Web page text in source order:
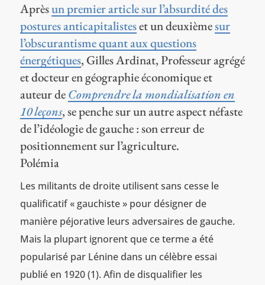
Aprèsun premier article sur l’absurdité des
postures anticapitalisteset un deuxièmesur
l’obscurantisme quant aux questions
énergétiques, Gilles Ardinat, Professeur agrégé
et docteur en géographie économique et
auteur deComprendre la mondialisation en
10 leçons, se penche sur un autre aspect néfaste
de l’idéologie de gauche : son erreur de
positionnement sur l’agriculture.
Polémia
Les militants de droite utilisent sans cesse le
qualificatif « gauchiste » pour désigner de
manière péjorative leurs adversaires de gauche.
Mais la plupart ignorent que ce terme a été
popularisé par Lénine dans un célèbre essai
publié en 1920 (1). Afin de disqualifier les